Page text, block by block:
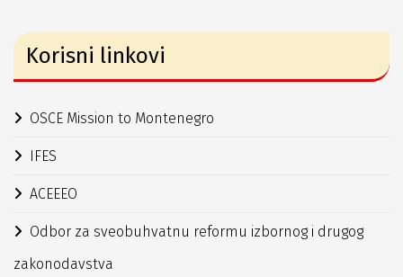
Korisni linkovi
OSCE Mission to Montenegro
IFES
ACEEEO
Odbor za sveobuhvatnu reformu izbornog i drugog
zakonodavstva